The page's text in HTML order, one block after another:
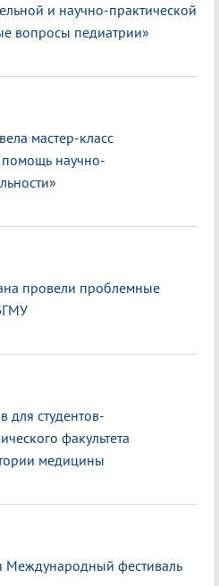
и научно-практической
вопросы педиатрии»
мастер-класс
научно-
провели проблемные
для студентов-
факультета
медицины
Международный фестиваль